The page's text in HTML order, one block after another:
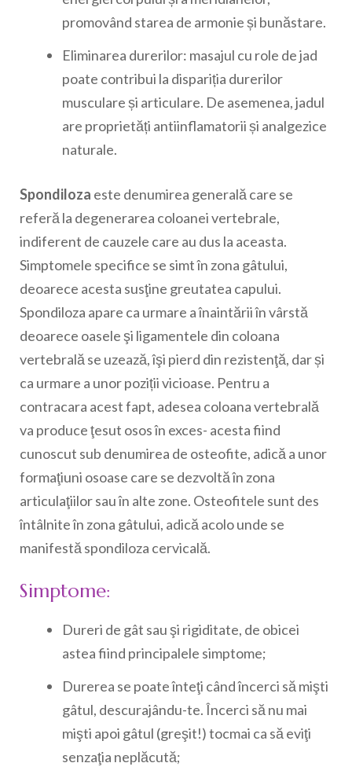
promovând starea de armonie și bunăstare.
Eliminarea durerilor: masajul cu role de jad
poate contribui la dispariția durerilor
musculare și articulare. De asemenea, jadul
are proprietăți antiinflamatorii și analgezice
naturale.
Spondiloza este denumirea generală care se
referă la degenerarea coloanei vertebrale,
indiferent de cauzele care au dus la aceasta.
Simptomele specifice se simt în zona gâtului,
deoarece acesta susţine greutatea capului.
Spondiloza apare ca urmare a înaintării în vârstă
deoarece oasele şi ligamentele din coloana
vertebrală se uzează, îşi pierd din rezistenţă, dar și
ca urmare a unor poziții vicioase. Pentru a
contracara acest fapt, adesea coloana vertebrală
va produce ţesut osos în exces- acesta fiind
cunoscut sub denumirea de osteofite, adică a unor
formaţiuni osoase care se dezvoltă în zona
articulaţiilor sau în alte zone. Osteofitele sunt des
întâlnite în zona gâtului, adică acolo unde se
manifestă spondiloza cervicală.
Simptome:
Dureri de gât sau şi rigiditate, de obicei
astea fiind principalele simptome;
Durerea se poate înteţi când încerci să mişti
gâtul, descurajându-te. Încerci să nu mai
mişti apoi gâtul (greşit!) tocmai ca să eviţi
senzaţia neplăcută;